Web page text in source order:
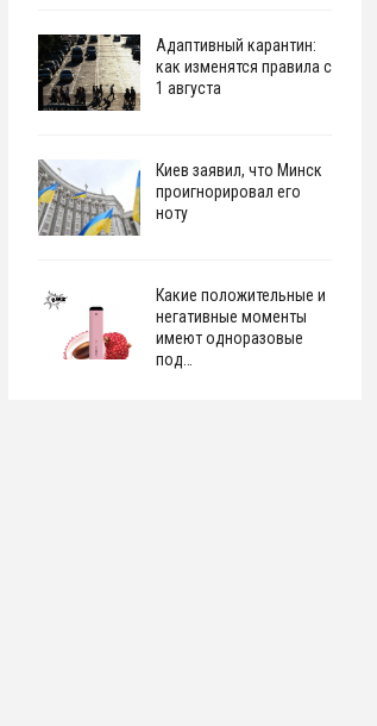
Адаптивный карантин:
как изменятся правила с
1 августа
Киев заявил, что Минск
проигнорировал его
ноту
Какие положительные и
негативные моменты
имеют одноразовые
под…